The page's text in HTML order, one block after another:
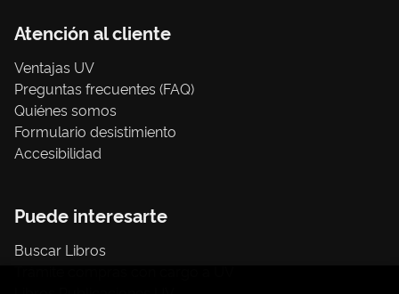
Atención al cliente
Ventajas UV
Preguntas frecuentes (FAQ)
Quiénes somos
Formulario desistimiento
Accesibilidad
Puede interesarte
Buscar Libros